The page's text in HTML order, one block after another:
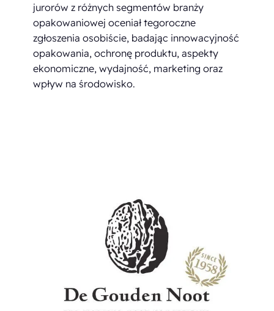
jurorów z różnych segmentów branży
opakowaniowej oceniał tegoroczne
zgłoszenia osobiście, badając innowacyjność
opakowania, ochronę produktu, aspekty
ekonomiczne, wydajność, marketing oraz
wpływ na środowisko.